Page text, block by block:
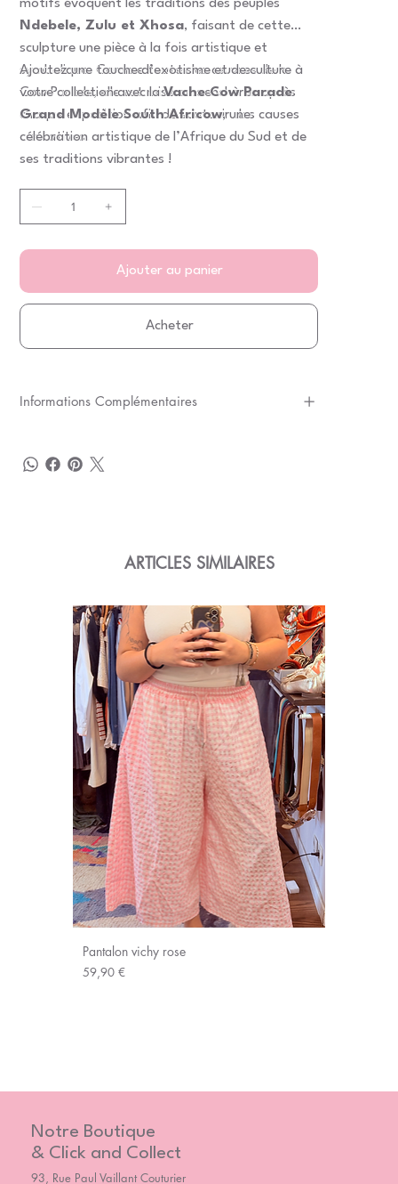
motifs évoquent les traditions des peuples
Ndebele, Zulu et Xhosa, faisant de cette
sculpture une pièce à la fois artistique et
symbolique. Comme toutes les œuvres de la
Cow Parade, elle est mise aux enchères après
chaque exposition afin de soutenir des causes
caritatives.
Ajoutez une touche d’exotisme et de culture à
votre collection avec laVache Cow Parade
Grand Modèle South Africow, une
célébration artistique de l’Afrique du Sud et de
ses traditions vibrantes !
Ajouter au panier
Acheter
Informations Complémentaires
ARTICLES SIMILAIRES
Pantalon vichy rose
Prix
59,90 €
Notre Boutique
& Click and Collect
93, Rue Paul Vaillant Couturier